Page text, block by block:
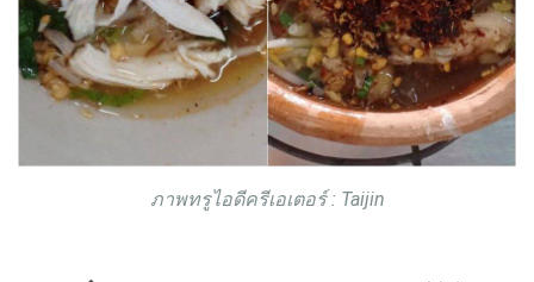
ภาพทรูไอดีครีเอเตอร์ : Taijin